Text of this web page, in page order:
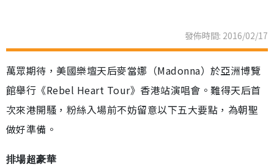
發佈時間: 2016/02/17
萬眾期待，美國樂壇天后麥當娜（Madonna）於亞洲博覽
館舉行《Rebel Heart Tour》香港站演唱會。難得天后首
次來港開騷，粉絲入場前不妨留意以下五大要點，為朝聖
做好準備。
排場超豪華